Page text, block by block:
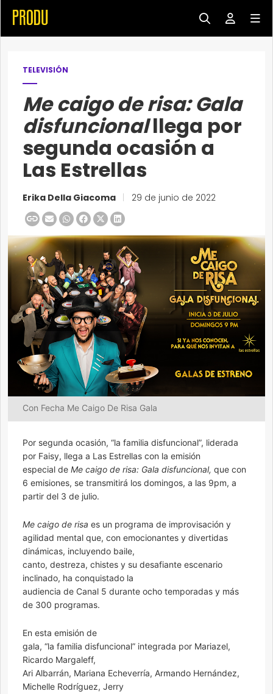
TELEVISIÓN
Me caigo de risa: Gala
disfuncionalllega por
segunda ocasión a
Las Estrellas
Erika Della Giacoma 29 de junio de 2022
Con Fecha Me Caigo De Risa Gala
Por segunda ocasión, “la familia disfuncional”, liderada
por Faisy, llega a Las Estrellas con la emisión
especial de Me caigo de risa: Gala disfuncional, que con
6 emisiones, se transmitirá los domingos, a las 9pm, a
partir del 3 de julio.
Me caigo de risa es un programa de improvisación y
agilidad mental que, con emocionantes y divertidas
dinámicas, incluyendo baile,
canto, destreza, chistes y su desafiante escenario
inclinado, ha conquistado la
audiencia de Canal 5 durante ocho temporadas y más
de 300 programas.
En esta emisión de
gala, “la familia disfuncional” integrada por Mariazel,
Ricardo Margaleff,
Ari Albarrán, Mariana Echeverría, Armando Hernández,
Michelle Rodríguez, Jerry